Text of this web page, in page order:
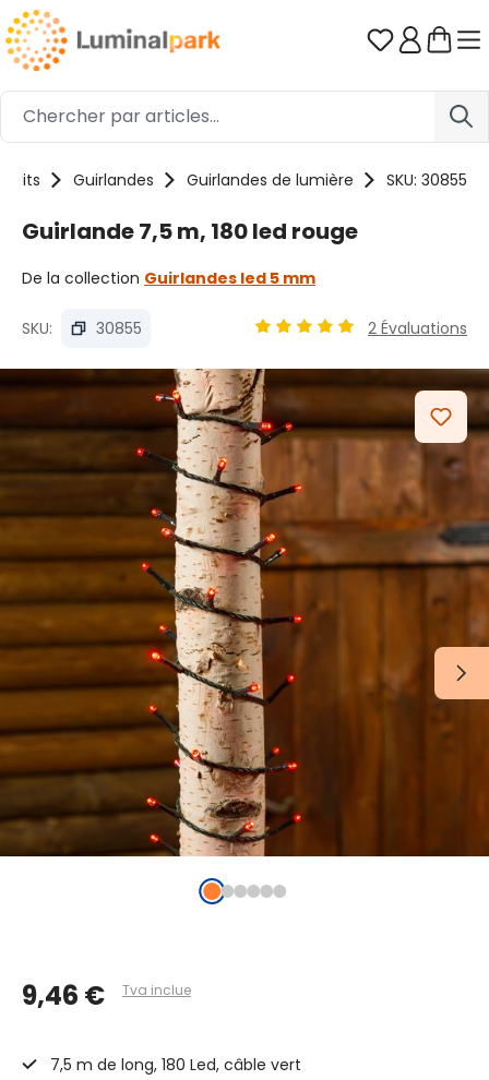
Passer au contenu principal Vous avez
Guirlandes Guirlandes de lumière SKU: 30855
Guirlande 7,5 m, 180 led rouge
De la collection Guirlandes led 5 mm
SKU: 30855 2 Évaluations
Ignorer la galerie d'images
9,46 € Tva inclue
7,5 m de long, 180 Led, câble vert